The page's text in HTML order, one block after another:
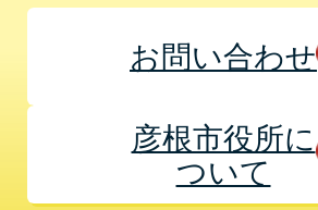
お問い合わせ
彦根市役所に
ついて